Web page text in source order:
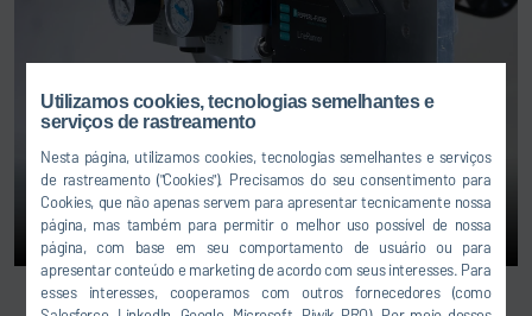
Utilizamos cookies, tecnologias semelhantes e
serviços de rastreamento
Nesta página, utilizamos cookies, tecnologias semelhantes e serviços
de rastreamento ("Cookies"). Precisamos do seu consentimento para
Cookies, que não apenas servem para apresentar tecnicamente nossa
página, mas também para permitir o melhor uso possível de nossa
página, com base em seu comportamento de usuário ou para
apresentar conteúdo e marketing de acordo com seus interesses. Para
esses interesses, cooperamos com outros fornecedores (como